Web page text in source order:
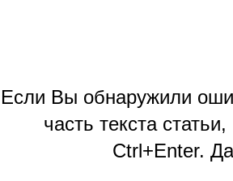
Если Вы обнаружили
часть текста
Ctrl+Enter.